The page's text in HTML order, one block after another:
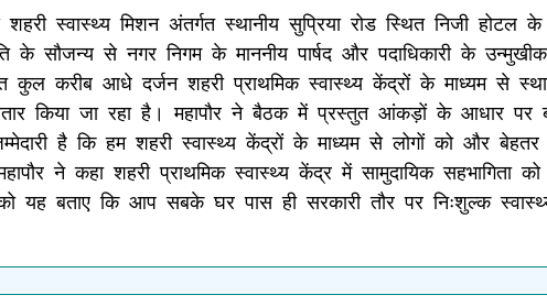
शहरी स्वास्थ्य मिशन अंतर्गत स्थानीय सुप्रिया रोड स्थित निजी
के सौजन्य से नगर निगम के माननीय पार्षद और पदाधिकारी के
कुल करीब आधे दर्जन शहरी प्राथमिक स्वास्थ्य केंद्रों के माध्यम से
किया जा रहा है। महापौर ने बैठक में प्रस्तुत आंकड़ों के आधार पर
है कि हम शहरी स्वास्थ्य केंद्रों के माध्यम से लोगों को और
ने कहा शहरी प्राथमिक स्वास्थ्य केंद्र में सामुदायिक
यह बताए कि आप सबके घर पास ही सरकारी तौर पर निःशुल्क